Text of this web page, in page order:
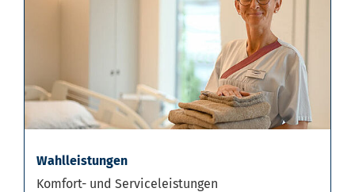
Wahlleistungen
Komfort- und Serviceleistungen